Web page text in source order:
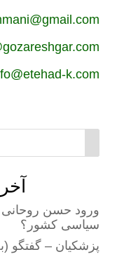
k.com
ورود حسن روحانی
سیاسی کشور؟
پزشکیان – گفتگو